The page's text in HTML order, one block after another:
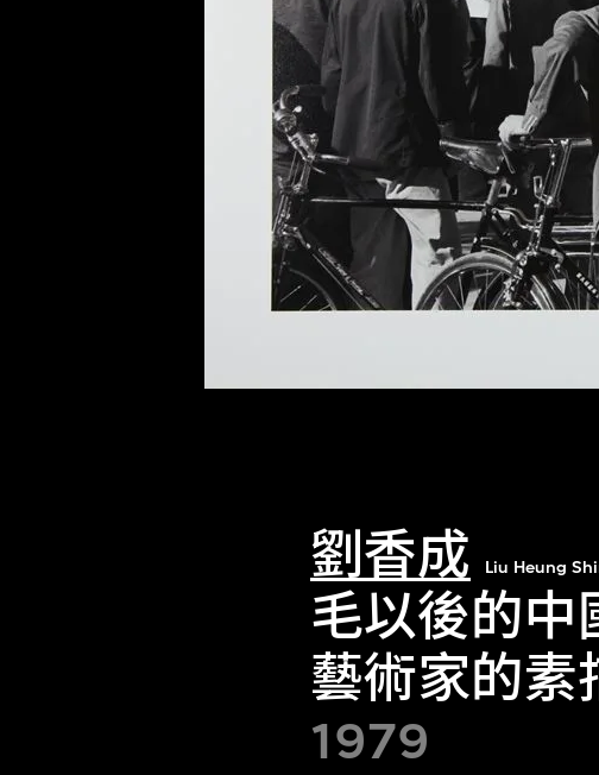
劉香成 Liu Heung
毛以後的
藝術家的素
1979